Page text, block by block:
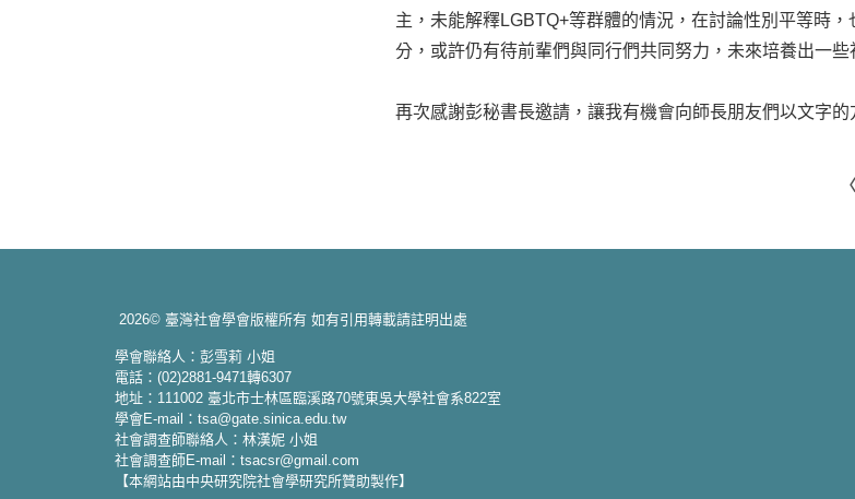
主，未能解釋LGBTQ+等群體的情況，在討論性別平等時
分，或許仍有待前輩們與同行們共同努力，未來培養出一些
再次感謝彭秘書長邀請，讓我有機會向師長朋友們以文字的
2026© 臺灣社會學會版權所有 如有引用轉載請註明出處
學會聯絡人：彭雪莉 小姐
電話：(02)2881-9471轉6307
地址：111002 臺北市士林區臨溪路70號東吳大學社會系822室
學會E-mail：tsa@gate.sinica.edu.tw
社會調查師聯絡人：林漢妮 小姐
社會調查師E-mail：tsacsr@gmail.com
【本網站由中央研究院社會學研究所贊助製作】